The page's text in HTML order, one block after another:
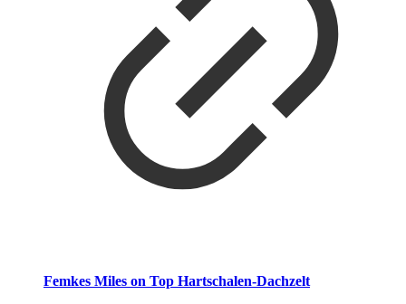
Femkes Miles on Top Hartschalen-Dachzelt